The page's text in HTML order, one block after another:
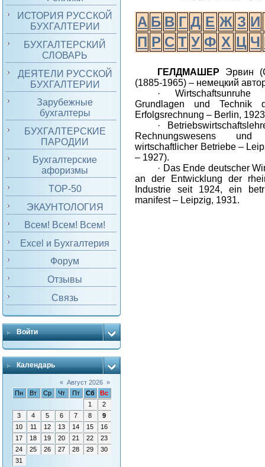
ИСТОРИЯ РУССКОЙ
БУХГАЛТЕРИИ
БУХГАЛТЕРСКИЙ
СЛОВАРЬ
ДЕЯТЕЛИ РУССКОЙ
БУХГАЛТЕРИИ
Зарубежные
бухгалтеры
БУХГАЛТЕРСКИЕ
ПАРОДИИ
Бухгалтерские
афоризмы
TOP-50
ЭКАУНТОЛОГИЯ
Всем! Всем! Всем!
Excel и Бухгалтерия
Форум
Отзывы
Связь
Войти
Календарь
« Август 2026 »
Пн
Вт Ср Чт Пт Сб
Вс
1
2
3
4 5 6 7 8
9
10
11 12 13 14 15
16
17
18 19 20 21 22
23
24
25 26 27 28 29
30
31
А Б В Г Д Е Ж З И
П Р С Т У Ф Х Ц Ч
ГЕЛДМАШЕР Эрвин
(1885-1965) – немецкий
·
Grundlagen und Technik
Erfolgsrechnung – Berlin,
·
Rechnungswesens
wirtschaftlicher Betriebe –
– 1927).
· Das Ende deutscher
an der Entwicklung der
Industrie seit 1924, ein
manifest – Leipzig, 1931.